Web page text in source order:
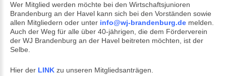
Wer Mitglied werden möchte bei den Wirtschaftsjunioren
Brandenburg an der Havel kann sich bei den Vorständen sowie
allen Mitgliedern oder unter info@wj-brandenburg.de melden.
Auch der Weg für alle über 40-jährigen, die dem Förderverein
der WJ Brandenburg an der Havel beitreten möchten, ist der
Selbe.
Hier der LINK zu unseren Mitgliedsanträgen.